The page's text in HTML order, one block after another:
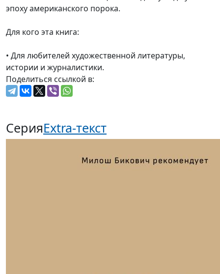
эпоху американского порока.
Для кого эта книга:
• Для любителей художественной литературы,
истории и журналистики.
Поделиться ссылкой в:
СерияExtra-текст